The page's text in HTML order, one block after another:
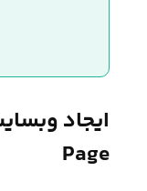
Page